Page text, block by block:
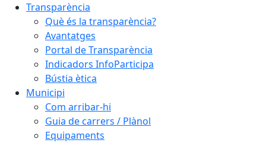
Transparència
Què és la transparència?
Avantatges
Portal de Transparència
Indicadors InfoParticipa
Bústia ètica
Municipi
Com arribar-hi
Guia de carrers / Plànol
Equipaments